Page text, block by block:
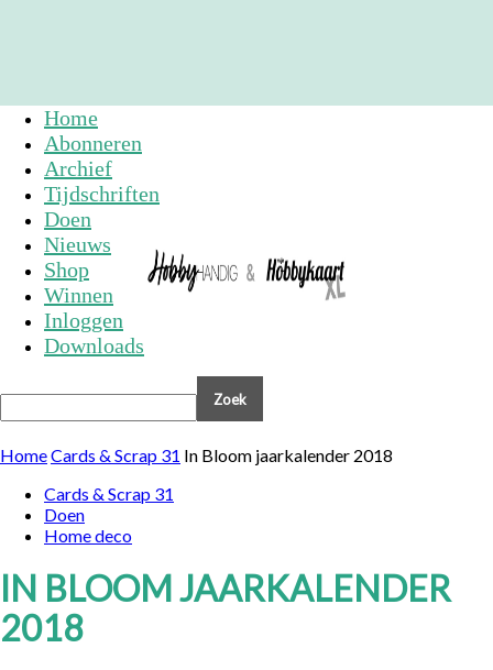
Home
Abonneren
Archief
Tijdschriften
Doen
Nieuws
Shop
Winnen
Inloggen
Downloads
HomeCards & Scrap 31 In Bloom jaarkalender 2018
Cards & Scrap 31
Doen
Home deco
IN BLOOM JAARKALENDER
2018